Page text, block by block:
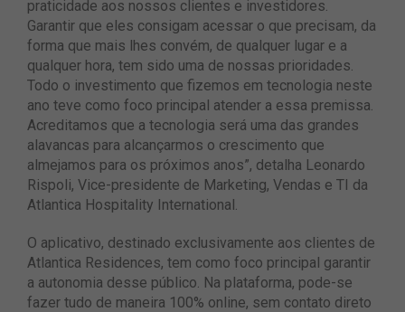
praticidade aos nossos clientes e investidores.
Garantir que eles consigam acessar o que precisam, da
forma que mais lhes convém, de qualquer lugar e a
qualquer hora, tem sido uma de nossas prioridades.
Todo o investimento que fizemos em tecnologia neste
ano teve como foco principal atender a essa premissa.
Acreditamos que a tecnologia será uma das grandes
alavancas para alcançarmos o crescimento que
almejamos para os próximos anos”, detalha Leonardo
Rispoli, Vice-presidente de Marketing, Vendas e TI da
Atlantica Hospitality International.
O aplicativo, destinado exclusivamente aos clientes de
Atlantica Residences, tem como foco principal garantir
a autonomia desse público. Na plataforma, pode-se
fazer tudo de maneira 100% online, sem contato direto